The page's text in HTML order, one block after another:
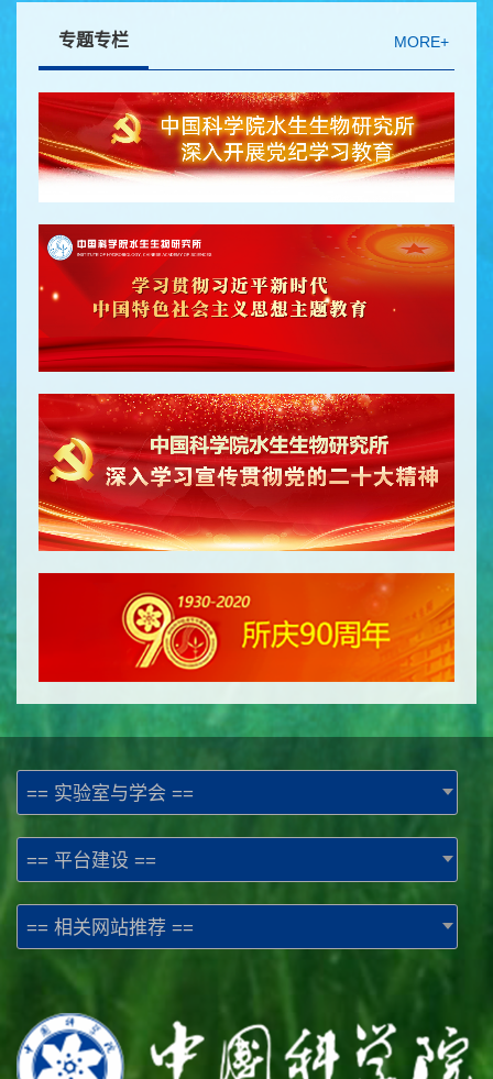
专题专栏 MORE+
== 实验室与学会 ==
== 平台建设 ==
== 相关网站推荐 ==